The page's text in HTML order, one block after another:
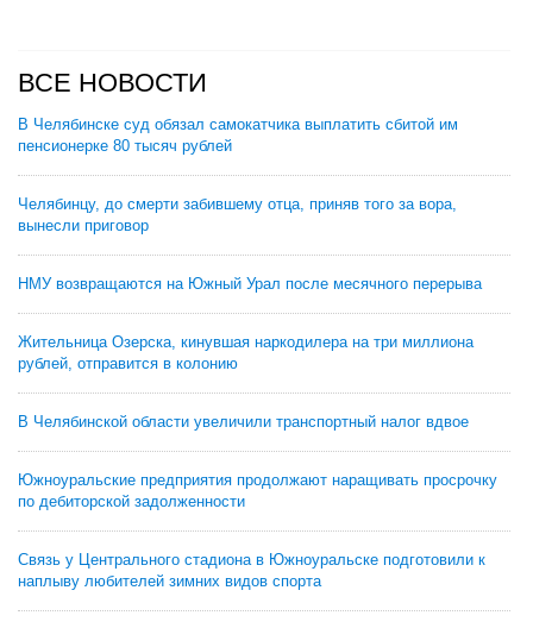
ВСЕ НОВОСТИ
В Челябинске суд обязал самокатчика выплатить сбитой им
пенсионерке 80 тысяч рублей
Челябинцу, до смерти забившему отца, приняв того за вора,
вынесли приговор
НМУ возвращаются на Южный Урал после месячного перерыва
Жительница Озерска, кинувшая наркодилера на три миллиона
рублей, отправится в колонию
В Челябинской области увеличили транспортный налог вдвое
Южноуральские предприятия продолжают наращивать просрочку
по дебиторской задолженности
Связь у Центрального стадиона в Южноуральске подготовили к
наплыву любителей зимних видов спорта